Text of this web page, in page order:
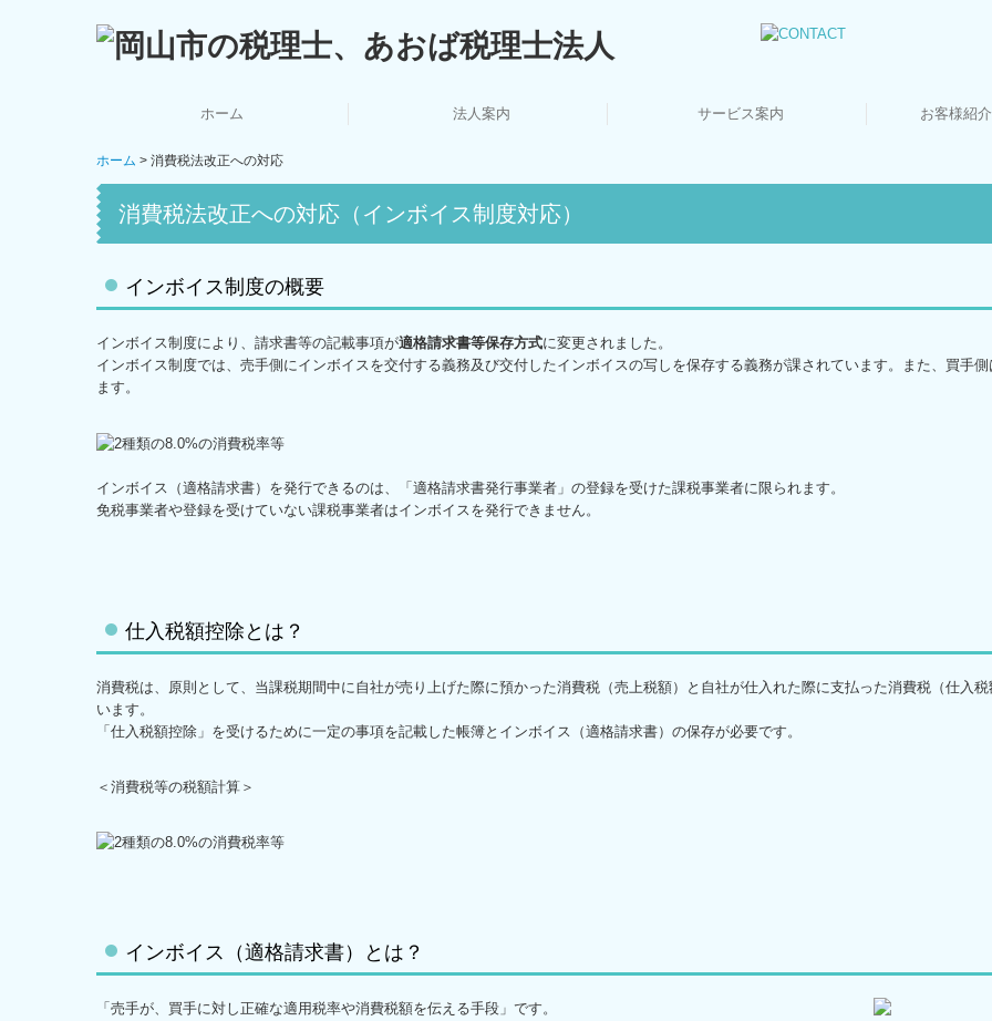
ホーム 法人案内 サービス案内 お客様紹
ホーム 消費税法改正への対応
消費税法改正への対応（インボイス制度対応）
インボイス制度の概要
インボイス制度により、請求書等の記載事項が適格請求書等保存方式に変更されました。
インボイス制度では、売手側にインボイスを交付する義務及び交付したインボイスの写しを保存する義務が課されています。また、買手
ます。
インボイス（適格請求書）を発行できるのは、「適格請求書発行事業者」の登録を受けた課税事業者に限られます。
免税事業者や登録を受けていない課税事業者はインボイスを発行できません。
仕入税額控除とは？
消費税は、原則として、当課税期間中に自社が売り上げた際に預かった消費税（売上税額）と自社が仕入れた際に支払った消費税（仕入
います。
「仕入税額控除」を受けるために一定の事項を記載した帳簿とインボイス（適格請求書）の保存が必要です。
＜消費税等の税額計算＞
インボイス（適格請求書）とは？
「売手が、買手に対し正確な適用税率や消費税額を伝える手段」です。